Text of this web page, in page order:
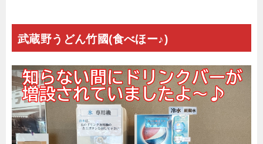
武蔵野うどん竹國(食べほー♪)